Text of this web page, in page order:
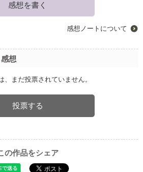
感想を書く
感想ノートについて
想
、まだ投票されていません。
投票する
の作品をシェア